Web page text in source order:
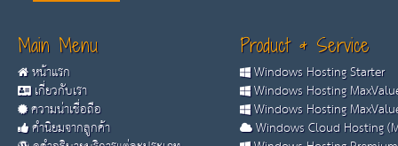
Main Menu
หน้าแรก
เกี่ยวกับเรา
ความน่าเชื่อถือ
คำนิยมจากลูกค้า
Product & Service
Windows Hosting Starter
Windows Hosting
Windows Hosting
Windows Cloud Hosting